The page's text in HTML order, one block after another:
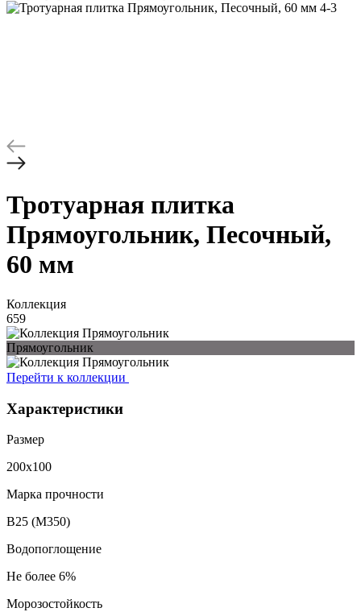
Тротуарная плитка
Прямоугольник, Песочный,
60 мм
Коллекция
659
Прямо­угольник
Перейти к коллекции
Характеристики
Размер
200х100
Марка прочности
В25 (М350)
Водопоглощение
Не более 6%
Морозостойкость